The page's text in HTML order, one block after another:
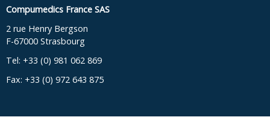
Compumedics France SAS
2 rue Henry Bergson
F-67000 Strasbourg
Tel: +33 (0) 981 062 869
Fax: +33 (0) 972 643 875